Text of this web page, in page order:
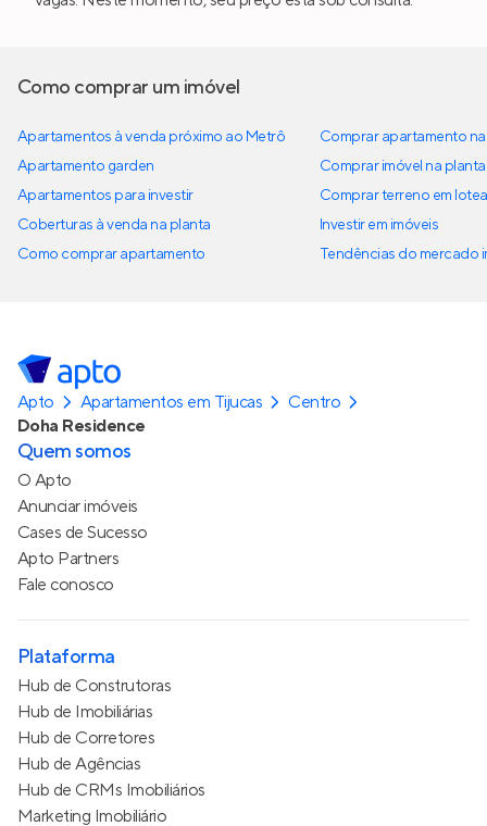
Como comprar um imóvel
Apartamentos à venda próximo ao Metrô
Apartamento garden
Apartamentos para investir
Coberturas à venda na planta
Como comprar apartamento
Comprar apartamento
Comprar imóvel na planta
Comprar terreno em
Investir em imóveis
Tendências do mercado
Apto Apartamentos em Tijucas
Centro
Doha Residence
Quem somos
O Apto
Anunciar imóveis
Cases de Sucesso
Apto Partners
Fale conosco
Plataforma
Hub de Construtoras
Hub de Imobiliárias
Hub de Corretores
Hub de Agências
Hub de CRMs Imobiliários
Marketing Imobiliário